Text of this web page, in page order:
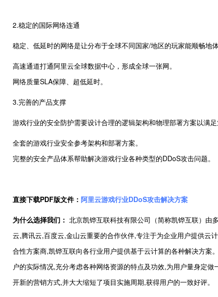
2.稳定的国际网络连通
稳定、低延时的网络是让分布于全球不同国家/地区的玩家能顺畅地
高速通道打通阿里云全球数据中心，形成全球一张网。
网络质量SLA保障、超低延时。
3.完善的产品支撑
游戏行业的安全防护需要设计合理的逻辑架构和物理部署方案以满
全套的游戏行业安全参考架构和部署方案。
完整的安全产品体系帮助解决游戏行业各种类型的DDoS攻击问题。
直接下载PDF版文件： 阿里云游戏行业DDoS攻击解决方案
为什么选择我们： 北京凯铧互联科技有限公司（简称凯铧互联）由
云,腾讯云,百度云,金山云重要的合作伙伴,专注于为企业用户提供云
合性方案商,凯铧互联向各行业用户提供基于云计算的各种解决方
户的实际情况,充分考虑各种网络资源的特点及功效,为用户量身定
开新的营销方式,并大大缩短了项目实施周期,获得用户的一致好评。